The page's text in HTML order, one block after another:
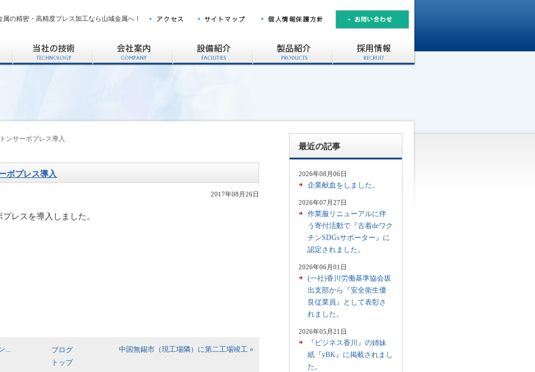
属の精密・高精度プレス加工なら山城金属へ！
ンサーボプレス導入
ボプレス導入
2017年08月26日
レスを導入しました。
... 中国無錫市（現工場隣）に第二工場竣工 »
ブログ
トップ
最近の記事
2026年08月06日
企業献血をしました。
2026年07月27日
作業服リニューアルに伴
う寄付活動で『古着deワク
チンSDGsサポーター』に
認定されました。
2026年06月01日
(一社)香川労働基準協会坂
出支部から『安全衛生優
良従業員』として表彰さ
れました。
2026年05月21日
『ビジネス香川』の姉妹
紙『yBK』に掲載されまし
た。